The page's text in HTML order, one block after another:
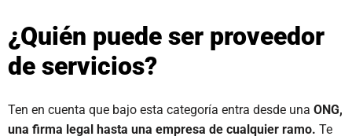
¿Quién puede ser proveedor
de servicios?
Ten en cuenta que bajo esta categoría entra desde una ONG,
una firma legal hasta una empresa de cualquier ramo. Te